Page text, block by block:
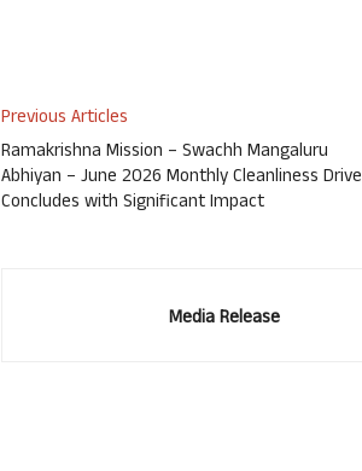
Previous Articles
Ramakrishna Mission – Swachh Mangaluru
Abhiyan – June 2026 Monthly Cleanliness Drive
Concludes with Significant Impact
Media Release